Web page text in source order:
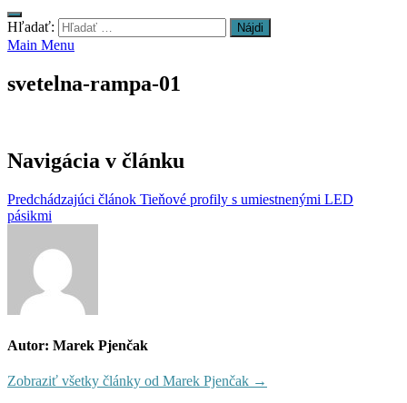
Hľadať:
Main Menu
svetelna-rampa-01
Navigácia v článku
Predchádzajúci článok Tieňové profily s umiestnenými LED
pásikmi
Autor: Marek Pjenčak
Zobraziť všetky články od Marek Pjenčak →